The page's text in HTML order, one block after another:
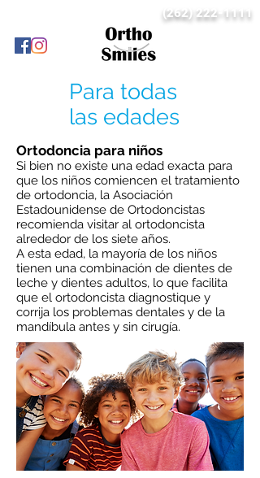
(262) 222-1111
Para todas
las edades
Ortodoncia para niños
Si bien no existe una edad exacta para
que los niños comiencen el tratamiento
de ortodoncia, la Asociación
Estadounidense de Ortodoncistas
recomienda visitar al ortodoncista
alrededor de los siete años.
A esta edad, la mayoría de los niños
tienen una combinación de dientes de
leche y dientes adultos, lo que facilita
que el ortodoncista diagnostique y
corrija los problemas dentales y de la
mandíbula antes y sin cirugía.